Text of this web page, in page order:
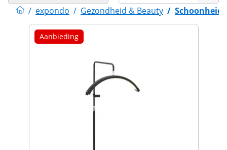
/ expondo / Gezondheid & Beauty /
Aanbieding